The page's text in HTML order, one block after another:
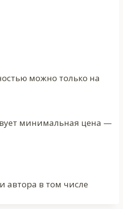
можно только на
минимальная цена —
автора в том числе